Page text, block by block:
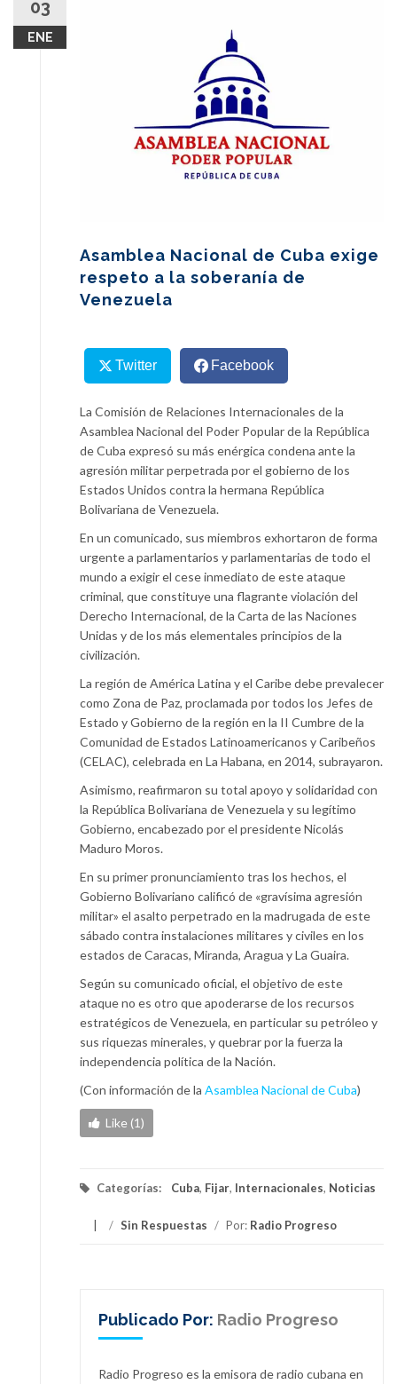
content
03
ENE
Asamblea Nacional de Cuba exige
respeto a la soberanía de
Venezuela
Twitter Facebook
La Comisión de Relaciones Internacionales de la
Asamblea Nacional del Poder Popular de la República
de Cuba expresó su más enérgica condena ante la
agresión militar perpetrada por el gobierno de los
Estados Unidos contra la hermana República
Bolivariana de Venezuela.
En un comunicado, sus miembros exhortaron de forma
urgente a parlamentarios y parlamentarias de todo el
mundo a exigir el cese inmediato de este ataque
criminal, que constituye una flagrante violación del
Derecho Internacional, de la Carta de las Naciones
Unidas y de los más elementales principios de la
civilización.
La región de América Latina y el Caribe debe prevalecer
como Zona de Paz, proclamada por todos los Jefes de
Estado y Gobierno de la región en la II Cumbre de la
Comunidad de Estados Latinoamericanos y Caribeños
(CELAC), celebrada en La Habana, en 2014, subrayaron.
Asimismo, reafirmaron su total apoyo y solidaridad con
la República Bolivariana de Venezuela y su legítimo
Gobierno, encabezado por el presidente Nicolás
Maduro Moros.
En su primer pronunciamiento tras los hechos, el
Gobierno Bolivariano calificó de «gravísima agresión
militar» el asalto perpetrado en la madrugada de este
sábado contra instalaciones militares y civiles en los
estados de Caracas, Miranda, Aragua y La Guaira.
Según su comunicado oficial, el objetivo de este
ataque no es otro que apoderarse de los recursos
estratégicos de Venezuela, en particular su petróleo y
sus riquezas minerales, y quebrar por la fuerza la
independencia política de la Nación.
(Con información de la Asamblea Nacional de Cuba)
Like (1)
Categorías: Cuba, Fijar, Internacionales, Noticias
/ Sin Respuestas / Por: Radio Progreso
Publicado Por: Radio Progreso
Radio Progreso es la emisora de radio cubana en